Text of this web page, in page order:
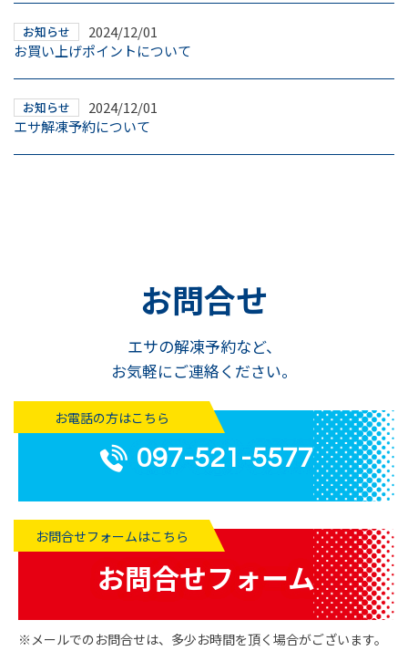
お知らせ
2024/12/01
お買い上げポイントについて
お知らせ
2024/12/01
エサ解凍予約について
お問合せ
エサの解凍予約など、
お気軽にご連絡ください。
お電話の方はこちら
097-521-5577
お問合せフォームはこちら
お問合せフォーム
※メールでのお問合せは、多少お時間を頂く場合がございます。